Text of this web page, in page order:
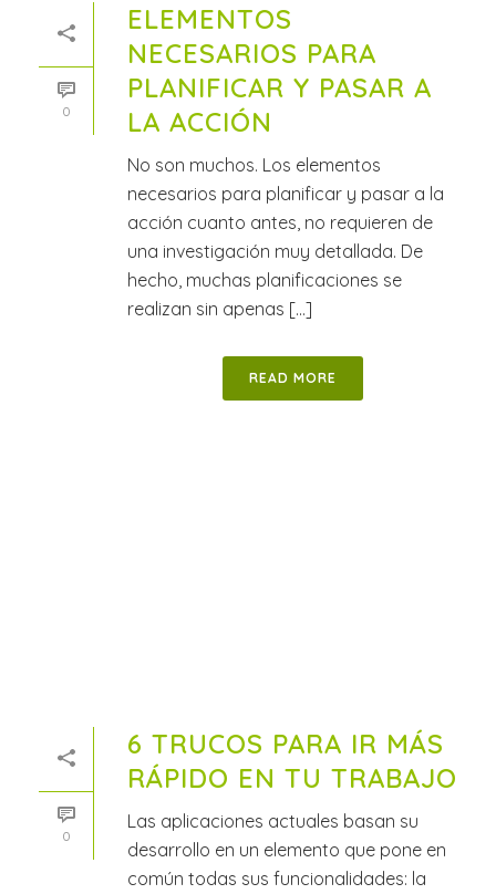
0
ELEMENTOS
NECESARIOS PARA
PLANIFICAR Y PASAR A
LA ACCIÓN
No son muchos. Los elementos
necesarios para planificar y pasar a la
acción cuanto antes, no requieren de
una investigación muy detallada. De
hecho, muchas planificaciones se
realizan sin apenas [...]
READ MORE
0
6 TRUCOS PARA IR MÁS
RÁPIDO EN TU TRABAJO
Las aplicaciones actuales basan su
desarrollo en un elemento que pone en
común todas sus funcionalidades: la